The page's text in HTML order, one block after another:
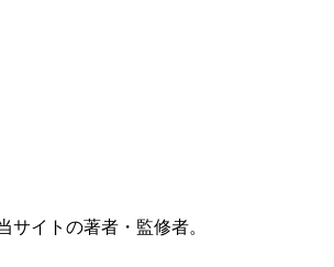
イトの著者・監修者。